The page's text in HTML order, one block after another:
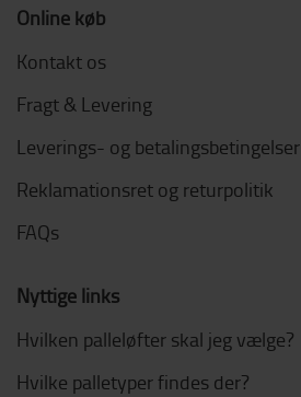
Online køb
Kontakt os
Fragt & Levering
Leverings- og betalingsbetingelser
Reklamationsret og returpolitik
FAQs
Nyttige links
Hvilken palleløfter skal jeg vælge?
Hvilke palletyper findes der?